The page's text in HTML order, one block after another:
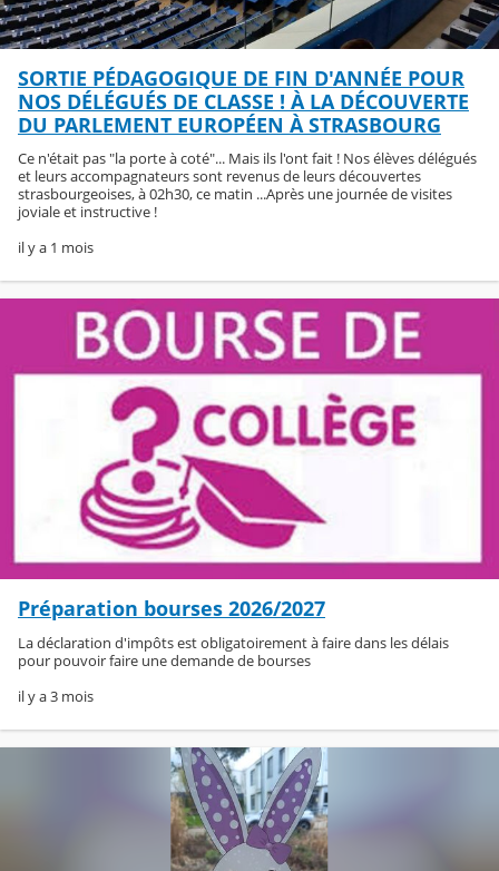
SORTIE PÉDAGOGIQUE DE FIN D'ANNÉE POUR
NOS DÉLÉGUÉS DE CLASSE ! À LA DÉCOUVERTE
DU PARLEMENT EUROPÉEN À STRASBOURG
Ce n'était pas "la porte à coté"... Mais ils l'ont fait ! Nos élèves délégués
et leurs accompagnateurs sont revenus de leurs découvertes
strasbourgeoises, à 02h30, ce matin ...Après une journée de visites
joviale et instructive !
il y a 1 mois
Préparation bourses 2026/2027
La déclaration d'impôts est obligatoirement à faire dans les délais
pour pouvoir faire une demande de bourses
il y a 3 mois